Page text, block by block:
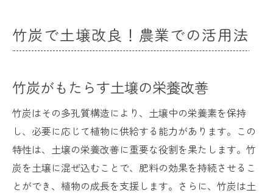
竹炭で土壌改良！農業での活用法
竹炭がもたらす土壌の栄養改善
竹炭はその多孔質構造により、土壌中の栄養素を保持
し、必要に応じて植物に供給する能力があります。この
特性は、土壌の栄養改善に重要な役割を果たします。竹
炭を土壌に混ぜ込むことで、肥料の効果を持続させるこ
とができ、植物の成長を支援します。さらに、竹炭は土